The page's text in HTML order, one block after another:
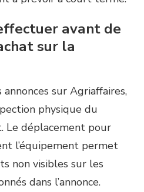
avant de
sur la
sur Agriaffaires,
physique du
Le déplacement pour
l’équipement permet
non visibles sur les
dans l’annonce.